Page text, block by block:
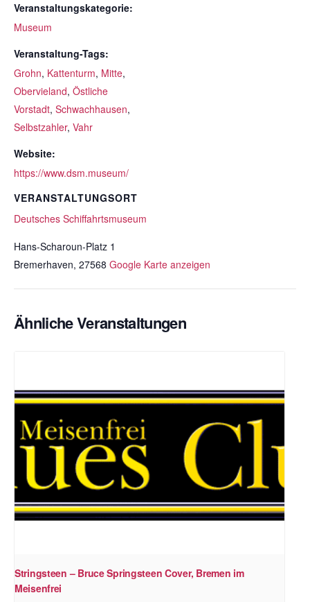
Veranstaltungskategorie:
Museum
Veranstaltung-Tags:
Grohn, Kattenturm, Mitte,
Obervieland, Östliche
Vorstadt, Schwachhausen,
Selbstzahler, Vahr
Website:
https://www.dsm.museum/
VERANSTALTUNGSORT
Deutsches Schiffahrtsmuseum
Hans-Scharoun-Platz 1
Bremerhaven, 27568 Google Karte anzeigen
Ähnliche Veranstaltungen
Stringsteen – Bruce Springsteen Cover, Bremen im
Meisenfrei